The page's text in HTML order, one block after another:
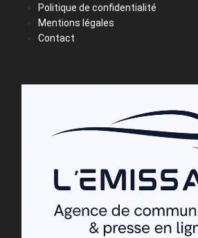
Politique de confidentialité
Mentions légales
Contact